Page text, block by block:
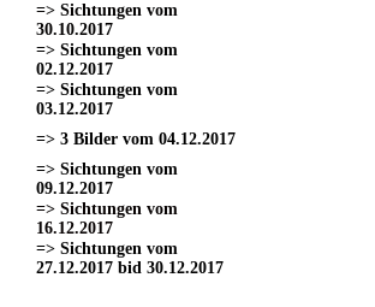
=> Sichtungen vom
30.10.2017
=> Sichtungen vom
02.12.2017
=> Sichtungen vom
03.12.2017
=> 3 Bilder vom 04.12.2017
=> Sichtungen vom
09.12.2017
=> Sichtungen vom
16.12.2017
=> Sichtungen vom
27.12.2017 bid 30.12.2017